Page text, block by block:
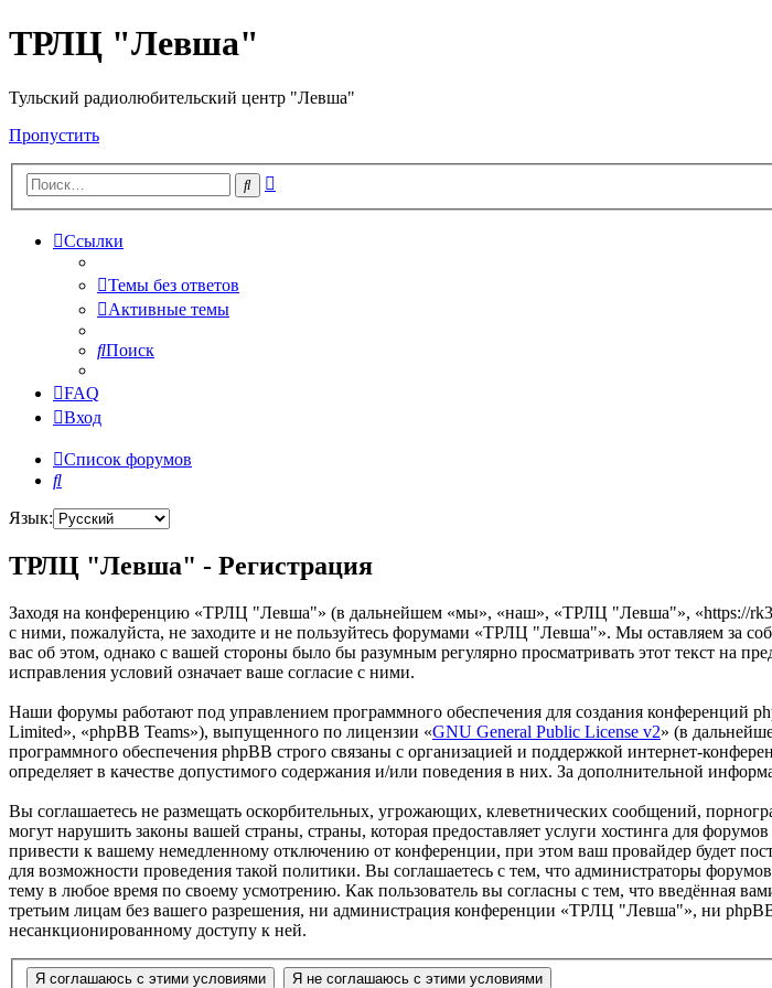
ТРЛЦ "Левша"
Тульский радиолюбительский центр "Левша"
Пропустить
Поиск
Ссылки
Темы без ответов
Активные темы
Поиск
FAQ
Вход
Список форумов
Поиск
Язык:
ТРЛЦ "Левша" - Регистрация
Заходя на конференцию «ТРЛЦ "Левша"» (в дальнейшем «мы», «наш», «ТРЛЦ "Левша"», «https://
с ними, пожалуйста, не заходите и не пользуйтесь форумами «ТРЛЦ "Левша"». Мы оставляем за
вас об этом, однако с вашей стороны было бы разумным регулярно просматривать этот текст на
исправления условий означает ваше согласие с ними.
Наши форумы работают под управлением программного обеспечения для создания конференций
Limited», «phpBB Teams»), выпущенного по лицензии «GNU General Public License v2» (в
программного обеспечения phpBB строго связаны с организацией и поддержкой интернет-
определяет в качестве допустимого содержания и/или поведения в них. За дополнительной
Вы соглашаетесь не размещать оскорбительных, угрожающих, клеветнических сообщений,
могут нарушить законы вашей страны, страны, которая предоставляет услуги хостинга для
привести к вашему немедленному отключению от конференции, при этом ваш провайдер будет
для возможности проведения такой политики. Вы соглашаетесь с тем, что администраторы
тему в любое время по своему усмотрению. Как пользователь вы согласны с тем, что введённая
третьим лицам без вашего разрешения, ни администрация конференции «ТРЛЦ "Левша"», ни
несанкционированному доступу к ней.